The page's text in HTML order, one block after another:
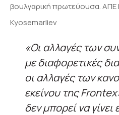
βουλγαρική πρωτεύουσα.
Kyosemarliev
«Οι αλλαγές των
με διαφορετικές
οι αλλαγές των
εκείνου της
δεν μπορεί να γίνει